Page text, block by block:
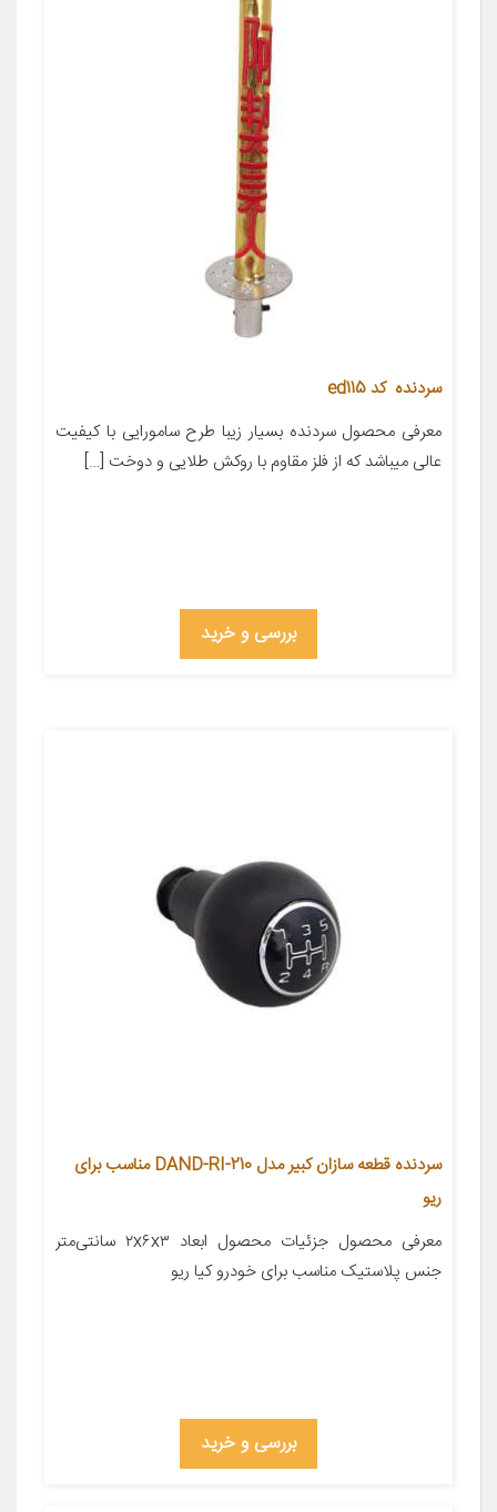
سردنده کد ed115
معرفی محصول سردنده بسیار زیبا طرح سامورایی با کیفیت
عالی میباشد که از فلز مقاوم با روکش طلایی و دوخت […]
بررسی و خرید
سردنده قطعه سازان کبیر مدل DAND-RI-210 مناسب برای
ریو
معرفی محصول جزئیات محصول ابعاد ۲x۶x۳ سانتی‌متر
جنس پلاستیک مناسب برای خودرو کیا ریو
بررسی و خرید